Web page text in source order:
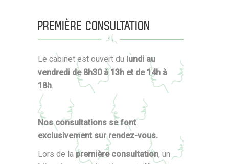
PREMIÈRE CONSULTATION
Le cabinet est ouvert du lundi au
vendredi de 8h30 à 13h et de 14h à
18h
Nos consultations se font
exclusivement sur rendez-vous.
Lors de lapremière consultation, un